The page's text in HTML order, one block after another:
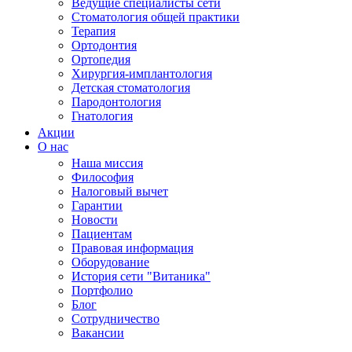
Ведущие специалисты сети
Стоматология общей практики
Терапия
Ортодонтия
Ортопедия
Хирургия-имплантология
Детская стоматология
Пародонтология
Гнатология
Акции
О нас
Наша миссия
Философия
Налоговый вычет
Гарантии
Новости
Пациентам
Правовая информация
Оборудование
История сети "Витаника"
Портфолио
Блог
Сотрудничество
Вакансии